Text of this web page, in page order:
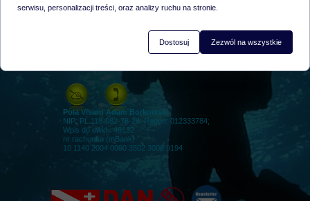
DIVE & TRAVEL CENTER naLofoty.pl
ul. Daleka 6, Warszawa 02-020
Pola Vision Adam Borkowski
NIP: PL 118-082-76-28; Regon: 012333784;
Wpis do ewid.: 46132
nr rachunku (mBank)
10 1140 2004 0000 3502 3006 9194
SKONTAKTUJ SIĘ Z NAMI
serwisu, personalizacji treści, oraz analizy ruchu na stronie.
Dostosuj Zezwól na wszystkie